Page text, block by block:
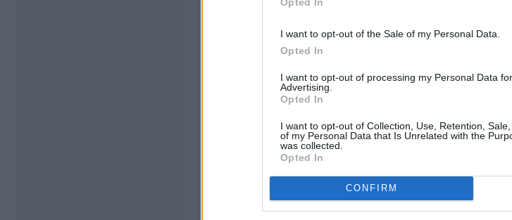
I want to opt-out of the Sale of my Personal Data.
Opted In
I want to opt-out of processing my Personal Data
Advertising.
Opted In
I want to opt-out of Collection, Use, Retention,
of my Personal Data that Is Unrelated with the
was collected.
Opted In
CONFIRM